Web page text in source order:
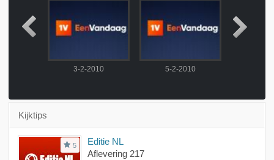
3-2-2010 5-2-2010
Kijktips
5
Editie NL
Aflevering 217